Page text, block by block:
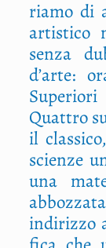
ria­mo di
arti­sti­co
sen­za
d’arte:
Quat­tro
il
scien­ze
una
indi­riz­zo